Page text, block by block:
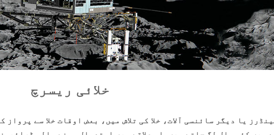
خلائی ریسرچ
یا دیگر سائنسی آلات، خلا کی تلاش میں، بعض اوقات خلا سے